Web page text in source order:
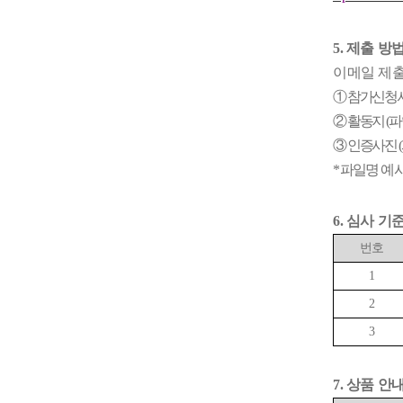
5.제출 방
이메일 제
①참가신청
②활동지(
③인증사진(
*파일명 예
6. 심사 기
번호
1
2
3
7.상품 안